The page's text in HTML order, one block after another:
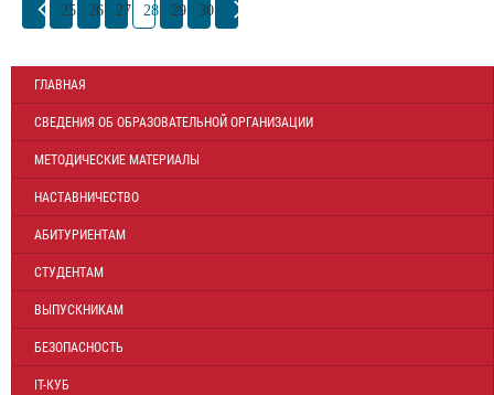
25 26 27 28 29 30
ГЛАВНАЯ
СВЕДЕНИЯ ОБ ОБРАЗОВАТЕЛЬНОЙ ОРГАНИЗАЦИИ
МЕТОДИЧЕСКИЕ МАТЕРИАЛЫ
НАСТАВНИЧЕСТВО
АБИТУРИЕНТАМ
СТУДЕНТАМ
ВЫПУСКНИКАМ
БЕЗОПАСНОСТЬ
IT-КУБ